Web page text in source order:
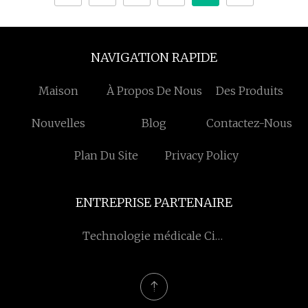
NAVIGATION RAPIDE
Maison À Propos De Nous Des Produits
Nouvelles Blog Contactez-Nous
Plan Du Site Privacy Policy
ENTREPRISE PARTENAIRE
Technologie médicale Cie.,